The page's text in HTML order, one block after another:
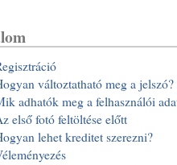
változtatható meg a jelszó?
adhatók meg a felhasználói
első fotó feltöltése előtt
lehet kreditet szerezni?